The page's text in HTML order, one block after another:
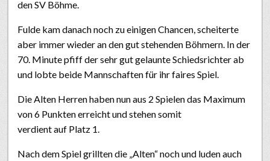
den SV Böhme.
Fulde kam danach noch zu einigen Chancen, scheiterte
aber immer wieder an den gut stehenden Böhmern. In der
70. Minute pfiff der sehr gut gelaunte Schiedsrichter ab
und lobte beide Mannschaften für ihr faires Spiel.
Die Alten Herren haben nun aus 2 Spielen das Maximum
von 6 Punkten erreicht und stehen somit
verdient auf Platz 1.
Nach dem Spiel grillten die „Alten“ noch und luden auch